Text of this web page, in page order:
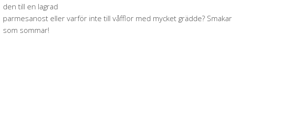
den till en lagrad
parmesanost eller varför inte till våfflor med mycket grädde? Smakar
som sommar!